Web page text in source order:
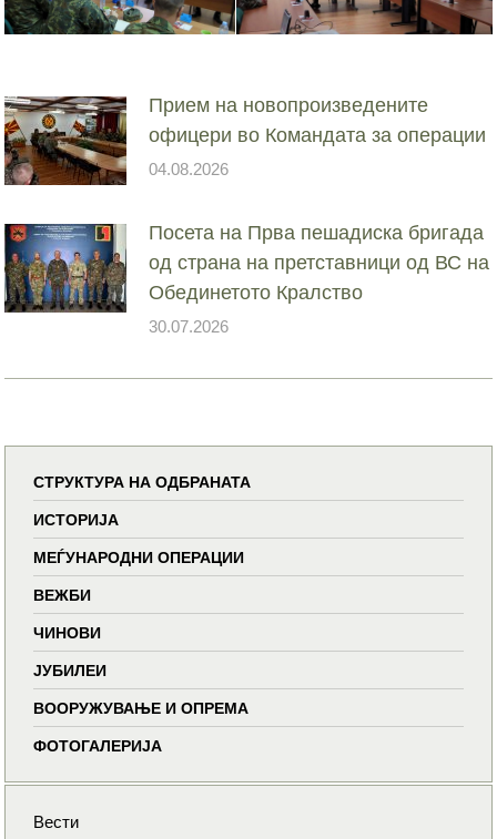
Прием на новопроизведените
офицери во Командата за операции
04.08.2026
Посета на Прва пешадиска бригада
од страна на претставници од ВС на
Обединетото Кралство
30.07.2026
СТРУКТУРА НА ОДБРАНАТА
ИСТОРИЈА
МЕЃУНАРОДНИ ОПЕРАЦИИ
ВЕЖБИ
ЧИНОВИ
ЈУБИЛЕИ
ВООРУЖУВАЊЕ И ОПРЕМА
ФОТОГАЛЕРИЈА
Вести